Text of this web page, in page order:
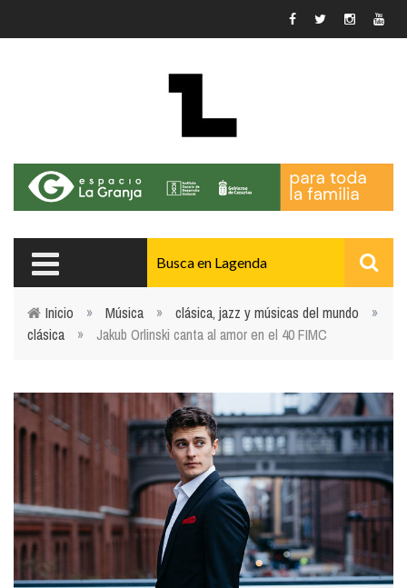
Usted está aquí
Inicio » Música » clásica, jazz y músicas del mundo
»
clásica
» Jakub Orlinski canta al amor en el 40 FIMC